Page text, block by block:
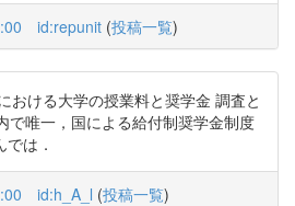
id:repunit (投稿一覧)
おける大学の授業料と奨学金 調査と
で唯一，国による給付制奨学金制度
は．
id:h_A_l (投稿一覧)